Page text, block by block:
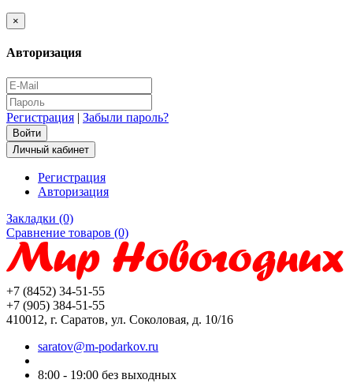
×
Авторизация
Регистрация | Забыли пароль?
Личный кабинет
Регистрация
Авторизация
Закладки (0)
Сравнение товаров (0)
+7 (8452) 34-51-55
+7 (905) 384-51-55
410012, г. Саратов, ул. Соколовая, д. 10/16
saratov@m-podarkov.ru
8:00 - 19:00 без выходных